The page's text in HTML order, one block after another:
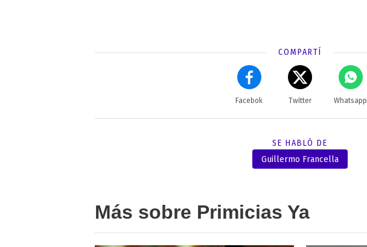
COMPARTÍ
Facebok Twitter Whatsapp
SE HABLÓ DE
Guillermo Francella
Más sobre Primicias Ya